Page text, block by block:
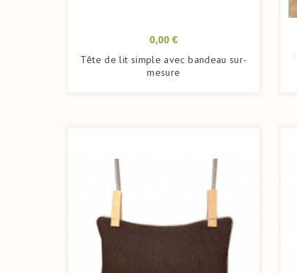
Prix
0,00 €
Tête de lit simple avec bandeau sur-
mesure